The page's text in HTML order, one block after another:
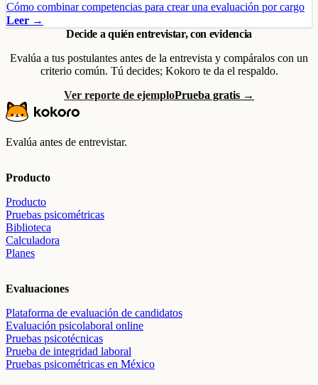
Cómo combinar competencias para crear una evaluación por cargo
Leer →
Decide a quién entrevistar, con evidencia
Evalúa a tus postulantes antes de la entrevista y compáralos con un
criterio común. Tú decides; Kokoro te da el respaldo.
Ver reporte de ejemploPrueba gratis →
Evalúa antes de entrevistar.
Producto
Producto
Pruebas psicométricas
Biblioteca
Calculadora
Planes
Evaluaciones
Plataforma de evaluación de candidatos
Evaluación psicolaboral online
Pruebas psicotécnicas
Prueba de integridad laboral
Pruebas psicométricas en México